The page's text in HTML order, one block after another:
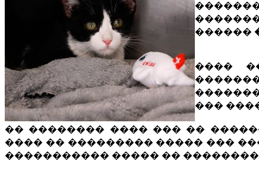
������
����
���
�� �������� ���� ��� ��
���� �� ��������� ����� ���
����������� ����� ��